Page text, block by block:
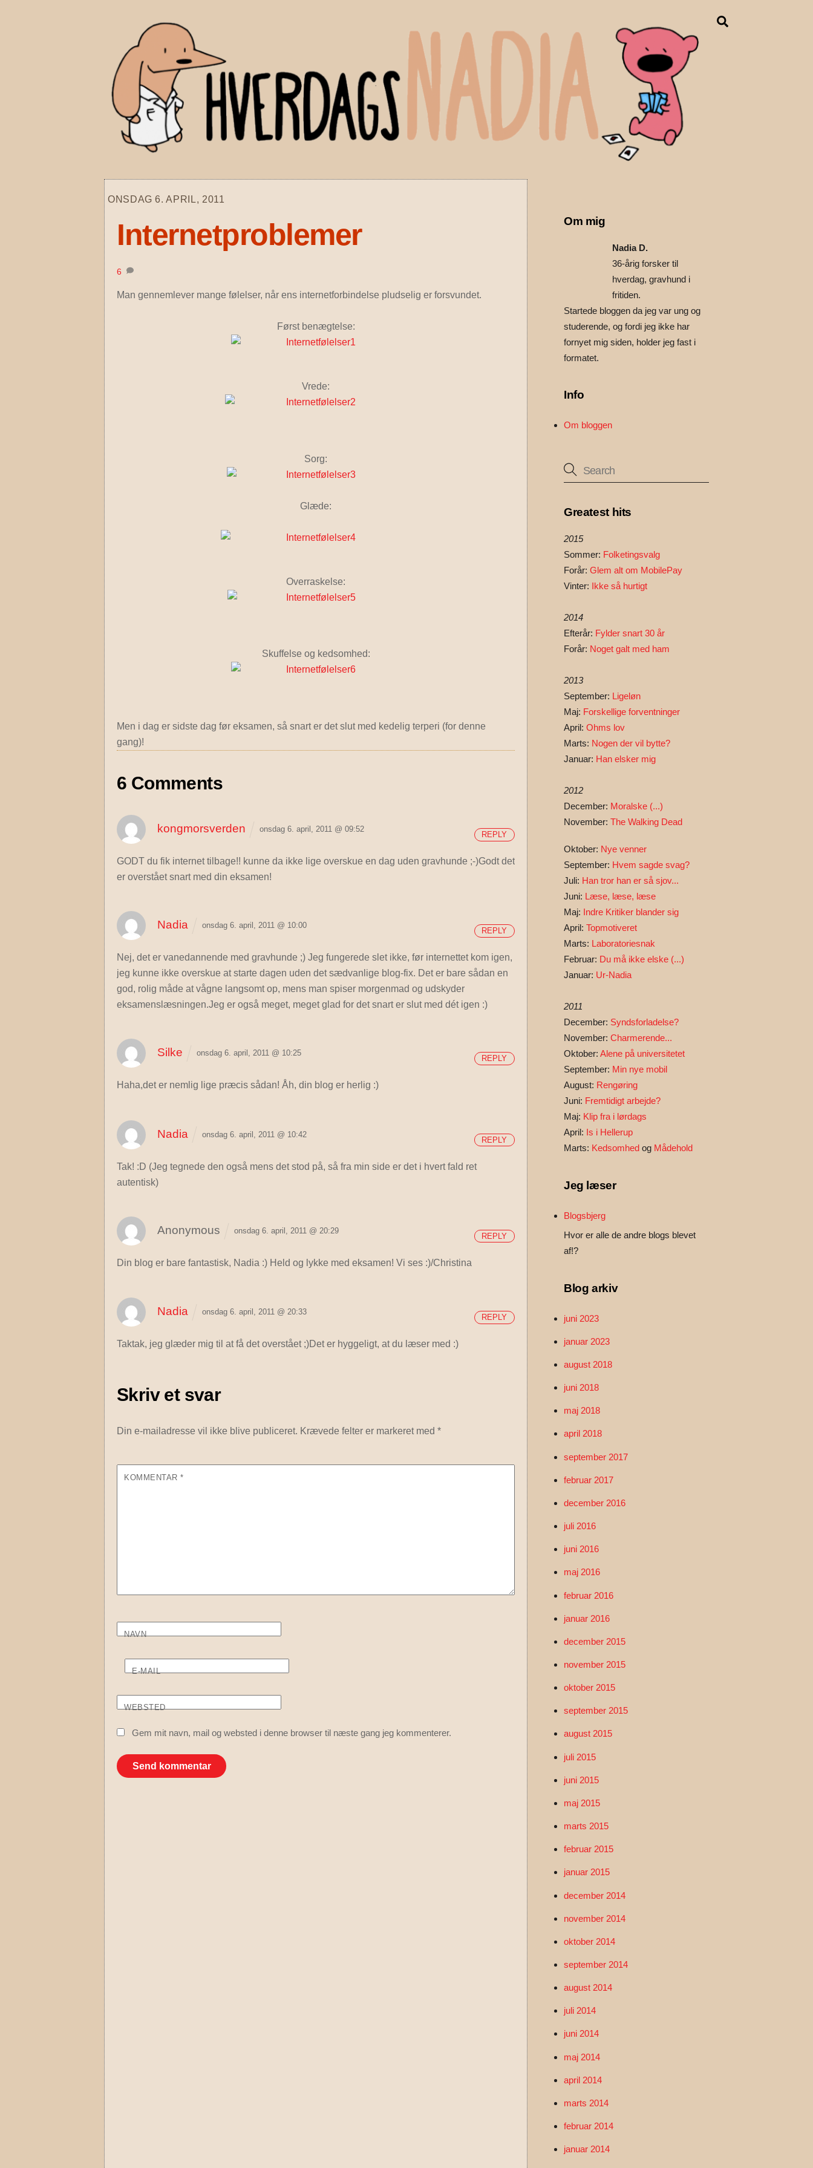
ONSDAG 6. APRIL, 2011
Internetproblemer
6
Man gennemlever mange følelser, når ens internetforbindelse pludselig er forsvundet.
Først benægtelse:
Vrede:
Sorg:
Glæde:
Overraskelse:
Skuffelse og kedsomhed:
Men i dag er sidste dag før eksamen, så snart er det slut med kedelig terperi (for denne
gang)!
6 Comments
kongmorsverden onsdag 6. april, 2011 @ 09:52
GODT du fik internet tilbage!! kunne da ikke lige overskue en dag uden gravhunde ;-)Godt det
er overstået snart med din eksamen!
REPLY
Nadia onsdag 6. april, 2011 @ 10:00
Nej, det er vanedannende med gravhunde ;) Jeg fungerede slet ikke, før internettet kom igen,
jeg kunne ikke overskue at starte dagen uden det sædvanlige blog-fix. Det er bare sådan en
god, rolig måde at vågne langsomt op, mens man spiser morgenmad og udskyder
eksamenslæsningen.Jeg er også meget, meget glad for det snart er slut med dét igen :)
REPLY
Silke onsdag 6. april, 2011 @ 10:25
Haha,det er nemlig lige præcis sådan! Åh, din blog er herlig :)
REPLY
Nadia onsdag 6. april, 2011 @ 10:42
Tak! :D (Jeg tegnede den også mens det stod på, så fra min side er det i hvert fald ret
autentisk)
REPLY
Anonymous onsdag 6. april, 2011 @ 20:29
Din blog er bare fantastisk, Nadia :) Held og lykke med eksamen! Vi ses :)/Christina
REPLY
Nadia onsdag 6. april, 2011 @ 20:33
Taktak, jeg glæder mig til at få det overstået ;)Det er hyggeligt, at du læser med :)
REPLY
Skriv et svar
Din e-mailadresse vil ikke blive publiceret. Krævede felter er markeret med *
KOMMENTAR*
NAVN
E-MAIL
WEBSTED
Gem mit navn, mail og websted i denne browser til næste gang jeg kommenterer.
Om mig
Nadia D.
36-årig forsker til
hverdag, gravhund i
fritiden.
Startede bloggen da jeg var ung og
studerende, og fordi jeg ikke har
fornyet mig siden, holder jeg fast i
formatet.
Info
Om bloggen
Greatest hits
2015
Sommer: Folketingsvalg
Forår: Glem alt om MobilePay
Vinter: Ikke så hurtigt
2014
Efterår: Fylder snart 30 år
Forår: Noget galt med ham
2013
September: Ligeløn
Maj: Forskellige forventninger
April: Ohms lov
Marts: Nogen der vil bytte?
Januar: Han elsker mig
2012
December: Moralske (...)
November: The Walking Dead
Oktober: Nye venner
September: Hvem sagde svag?
Juli: Han tror han er så sjov...
Juni: Læse, læse, læse
Maj: Indre Kritiker blander sig
April: Topmotiveret
Marts: Laboratoriesnak
Februar: Du må ikke elske (...)
Januar: Ur-Nadia
2011
December: Syndsforladelse?
November: Charmerende...
Oktober: Alene på universitetet
September: Min nye mobil
August: Rengøring
Juni: Fremtidigt arbejde?
Maj: Klip fra i lørdags
April: Is i Hellerup
Marts: Kedsomhed og Mådehold
Jeg læser
Blogsbjerg
Hvor er alle de andre blogs blevet
af!?
Blog arkiv
juni 2023
januar 2023
august 2018
juni 2018
maj 2018
april 2018
september 2017
februar 2017
december 2016
juli 2016
juni 2016
maj 2016
februar 2016
januar 2016
december 2015
november 2015
oktober 2015
september 2015
august 2015
juli 2015
juni 2015
maj 2015
marts 2015
februar 2015
januar 2015
december 2014
november 2014
oktober 2014
september 2014
august 2014
juli 2014
juni 2014
maj 2014
april 2014
marts 2014
februar 2014
januar 2014